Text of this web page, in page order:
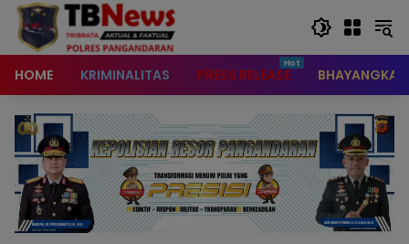
content
HOME KRIMINALITAS PRESS RELEASE BHAYANGKARI